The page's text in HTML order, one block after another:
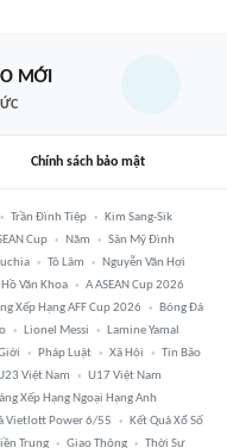
MỚI
Chính sách bảo mật
Trần Đình Tiệp
Kim Sang-Sik
Cup Năm
Sân Mỹ Đình
Tô Lâm
Nguyễn Văn Hợi
Hồ Văn Khoa
A ASEAN Cup 2026
Xếp Hạng AFF Cup 2026
Bóng Đá
Lionel Messi
Lamine Yamal
Pháp Luật Xã Hội
Tin Bão
Việt Nam
U17 Việt Nam
Xếp Hạng Ngoại Hạng Anh
Vietlott Power 6/55
Kết Quả Xổ Số
Trung Giao Thông Thời Sự